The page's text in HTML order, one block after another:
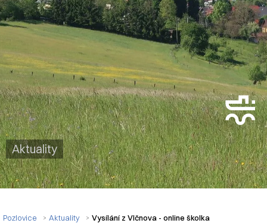
Aktuality
Pozlovice Aktuality Vysílání z Vlčnova - online školka